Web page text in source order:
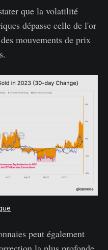
que la volatilité
dépasse celle de l'or
mouvements de prix
peut également